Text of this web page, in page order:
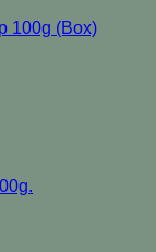
100g (Box)